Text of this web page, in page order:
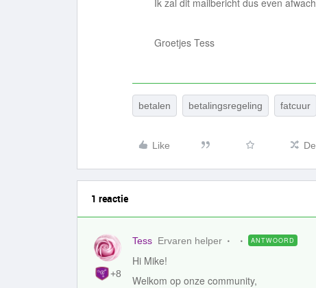
Ik zal dit mailbericht dus even
Groetjes Tess
betalen betalingsregeling fatcuur
Like
1 reactie
+8
Tess Ervaren helper ANTWOORD
Hi Mike!
Welkom op onze community,